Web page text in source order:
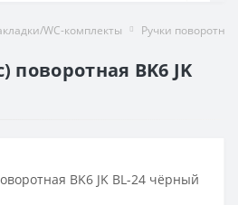
WC-комплекты Ручки
поворотная BK6 JK